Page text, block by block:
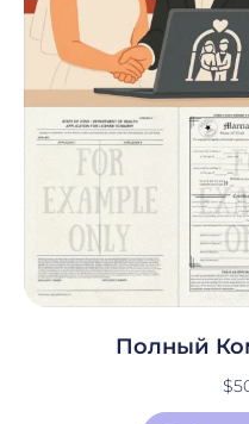
Полный
$